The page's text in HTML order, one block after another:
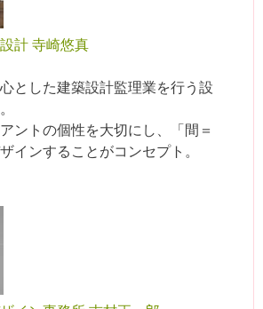
計 寺崎悠真
とした建築設計監理業を行う設
ントの個性を大切にし、「間＝
インすることがコンセプト。